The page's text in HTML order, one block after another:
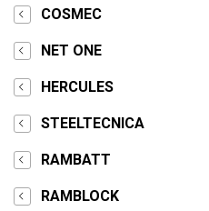
COSMEC
NET ONE
HERCULES
STEELTECNICA
RAMBATT
RAMBLOCK